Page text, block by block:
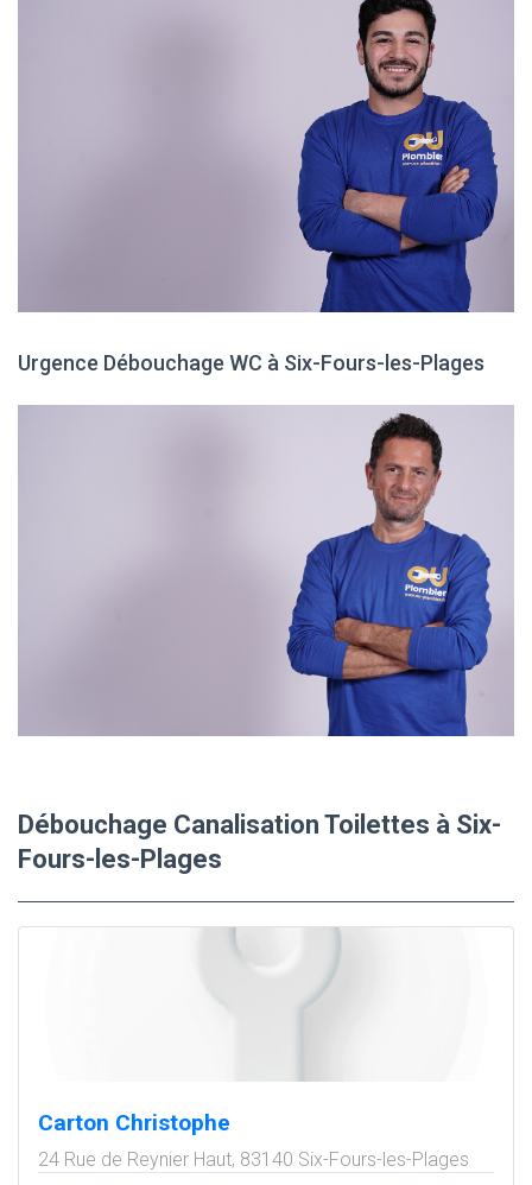
Urgence Débouchage WC à Six-Fours-les-Plages
Débouchage Canalisation Toilettes à Six-
Fours-les-Plages
Carton Christophe
24 Rue de Reynier Haut, 83140 Six-Fours-les-Plages